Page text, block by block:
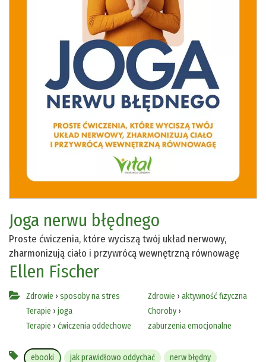
Joga nerwu błędnego
Proste ćwiczenia, które wyciszą twój układ nerwowy,
zharmonizują ciało i przywrócą wewnętrzną równowagę
Ellen Fischer
Zdrowie › sposoby na stres
Terapie › joga
Terapie › ćwiczenia oddechowe
Zdrowie › aktywność fizyczna
Choroby›
zaburzenia emocjonalne
ebooki jak prawidłowo oddychać nerw błędny